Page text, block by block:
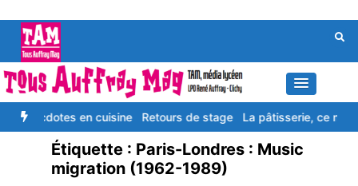
contenu
en cuisine Retours de stage La pâtisserie, ce n’est
Étiquette : Paris-Londres : Music
migration (1962-1989)